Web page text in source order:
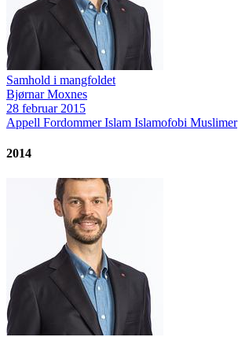
Samhold i mangfoldet
Bjørnar Moxnes
28 februar 2015
Appell Fordommer Islam Islamofobi Muslimer
2014